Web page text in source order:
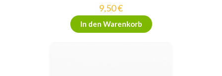
9,50€
In den Warenkorb